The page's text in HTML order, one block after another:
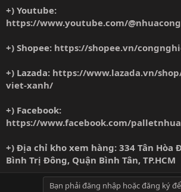
+) Youtube:
https://www.youtube.com/
+) Shopee: https://shopee.vn/
+) Lazada: https://www.lazada.vn/
viet-xanh/
+) Facebook:
https://www.facebook.com/
+) Địa chỉ kho xem hàng: 334 Tân Hòa
Bình Trị Đông, Quận Bình Tân, TP.HCM
Bạn phải đăng nhập hoặc đăng ký